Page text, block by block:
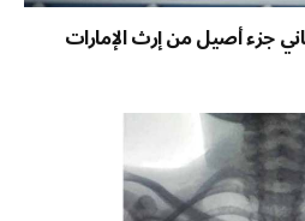
جزء أصيل من إرث الإمارات